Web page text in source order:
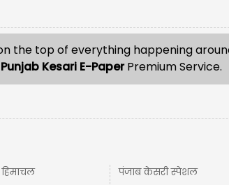
the top of everything happening